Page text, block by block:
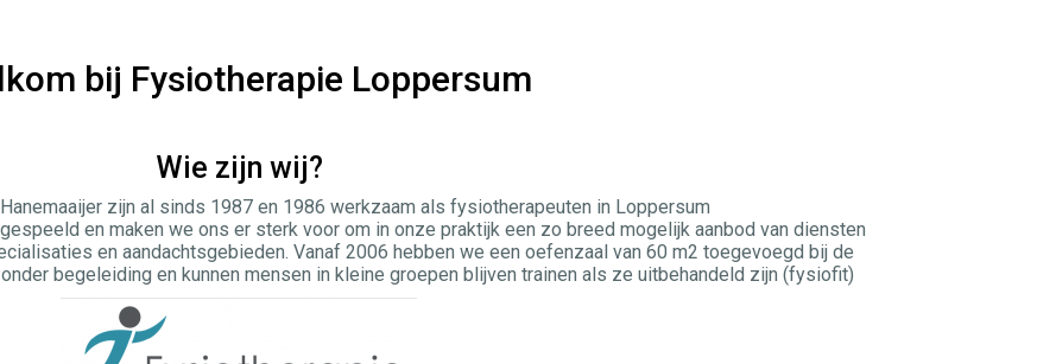
bij Fysiotherapie Loppersum
Wie zijn wij?
zijn al sinds 1987 en 1986 werkzaam als fysiotherapeuten in Loppersum
en maken we ons er sterk voor om in onze praktijk een zo breed mogelijk aanbod van diensten
en aandachtsgebieden. Vanaf 2006 hebben we een oefenzaal van 60 m2 toegevoegd bij de
begeleiding en kunnen mensen in kleine groepen blijven trainen als ze uitbehandeld zijn (fysiofit)